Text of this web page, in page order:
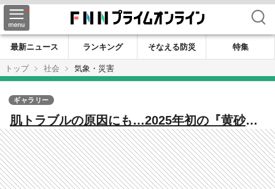
検索
最新ニュース ランキング そなえる防災
特集
トップ
社会 気象・災害
肌トラブルの原因にも…2025年初の『黄砂』
東海地方でも観測 洗車専門店に聞いた“傷をつ
けずに洗うコツ”
ギャラリー